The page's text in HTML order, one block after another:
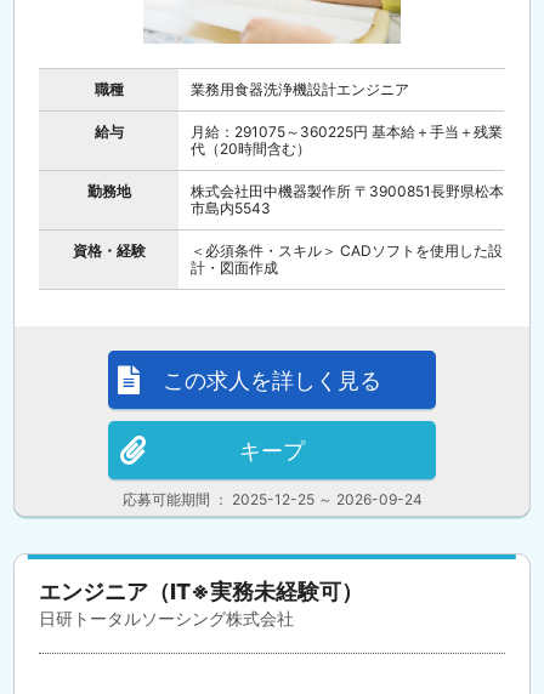
職種 業務用食器洗浄機設計エンジニア
給与
月給：291075～360225円 基本給＋手当＋残業
代（20時間含む）
勤務地
株式会社田中機器製作所 〒3900851長野県松本
市島内5543
資格・経験
＜必須条件・スキル＞ CADソフトを使用した設
計・図面作成
応募可能期間 ： 2025-12-25 ～ 2026-09-24
この求人を詳しく見る
キープ
エンジニア（IT※実務未経験可）
日研トータルソーシング株式会社